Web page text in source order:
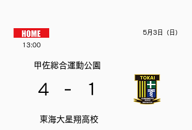
5月3日（日）
13:00
甲佐総合運動公園
4 - 1
東海大星翔高校